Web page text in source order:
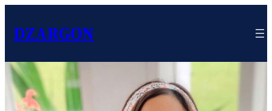
DZARGON